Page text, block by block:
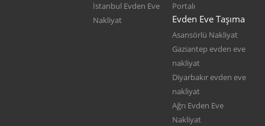
İstanbul Evden Eve
Nakliyat
Portalı
Evden Eve Taşıma
Asansörlü Nakliyat
Gaziantep evden eve
nakliyat
Diyarbakır evden eve
nakliyat
Ağrı Evden Eve
Nakliyat